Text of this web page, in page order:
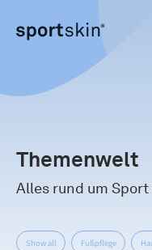
content
Themenwelt
Alles rund um
Show all Fußpflege